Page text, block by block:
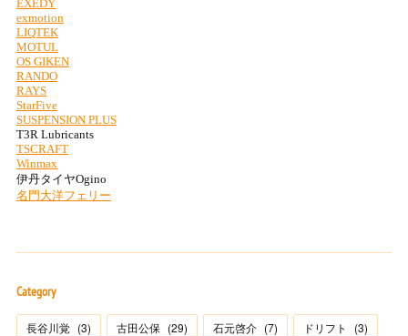
Category
長谷川覚 (3) 古田公保 (29) 石元啓介 (7) ドリフト (3)